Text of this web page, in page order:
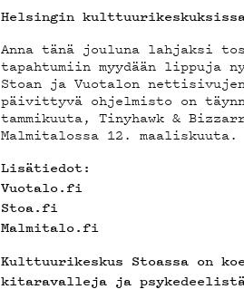
Helsingin
Anna tänä jouluna lahjaksi
tapahtumiin myydään lippuja
Stoan ja Vuotalon
päivittyvä ohjelmisto on
tammikuuta, Tinyhawk &
Malmitalossa 12. maaliskuuta.
Lisätiedot:
Vuotalo.fi
Stoa.fi
Malmitalo.fi
Kulttuurikeskus Stoassa on
kitaravalleja ja